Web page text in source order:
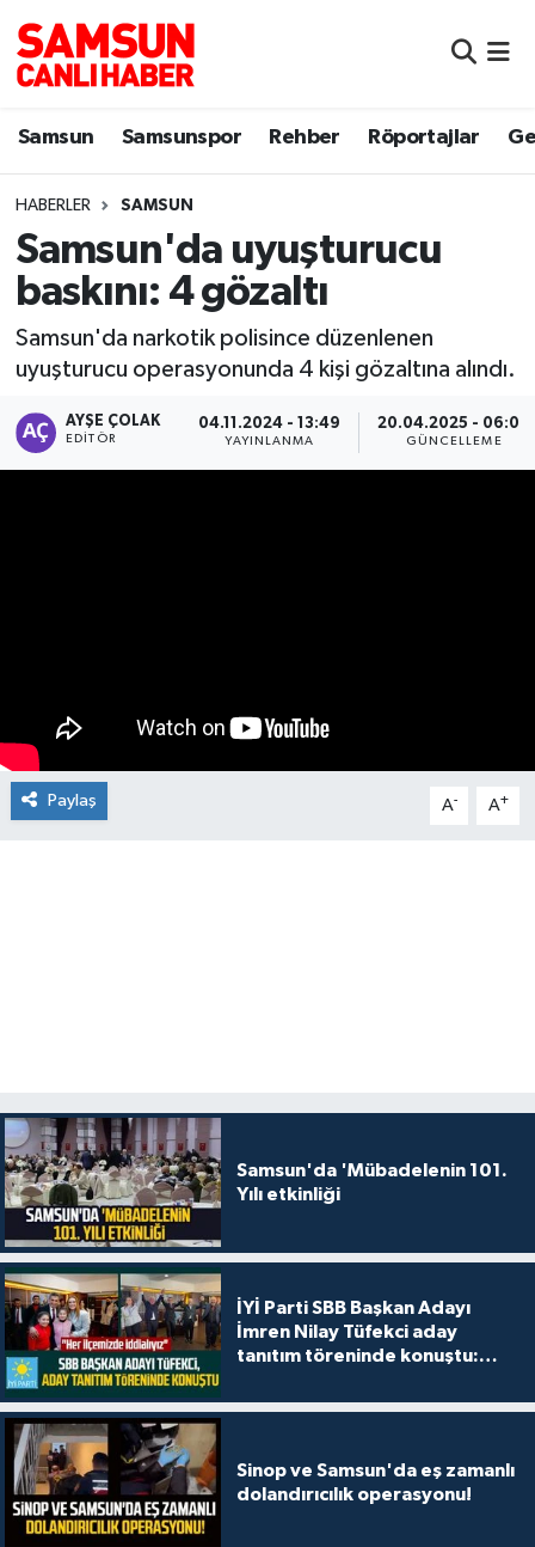
Samsun Samsunspor Rehber Röportajlar
HABERLER SAMSUN
Samsun'da uyuşturucu
baskını: 4 gözaltı
Samsun'da narkotik polisince düzenlenen
uyuşturucu operasyonunda 4 kişi gözaltına alındı.
AYŞE ÇOLAK
EDITÖR
04.11.2024 - 13:49
YAYINLANMA
20.04.2025 - 06:00
GÜNCELLEME
Paylaş A- A+
Samsun'da 'Mübadelenin 101.
Yılı etkinliği
İYİ Parti SBB Başkan Adayı
İmren Nilay Tüfekci aday
tanıtım töreninde konuştu:
Sinop ve Samsun'da eş zamanlı
dolandırıcılık operasyonu!
Samsun
Sokak Röportajları
Genel
Dünya
Samsun Nöbetçi Eczaneler
Samsun Hava Durumu
Samsun Namaz Vakitleri
Samsun Trafik Yoğunluk Haritası
Süper Lig Puan Durumu ve Fikstür